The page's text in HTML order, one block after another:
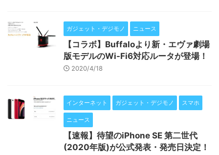
ガジェット・デジモノ ニュース
【コラボ】Buffaloより新・エヴァ劇場
版モデルのWi-Fi6対応ルータが登場！
2020/4/18
インターネット ガジェット・デジモノ スマホ
ニュース
【速報】待望のiPhone SE 第二世代
(2020年版)が公式発表・発売日決定！